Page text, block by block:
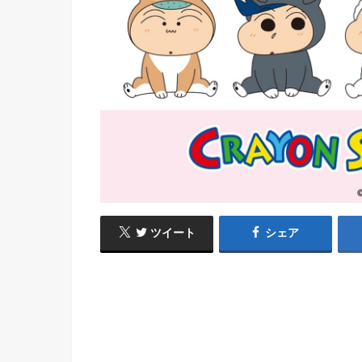
ツイート シェア